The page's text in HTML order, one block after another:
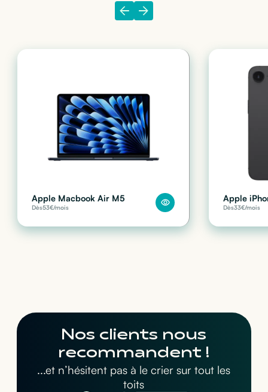
Apple Macbook Air M5
Dès53€/mois
Apple
Dès33€/mois
Nos clients nous
recommandent !
...et n’hésitent pas à le crier sur tout les
toits